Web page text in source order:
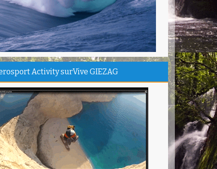
- Sydney
Bodyrafting Green canyon, extreme, enjoy dan
- Kudus
banget Pantai Batukaras!
- Kuningan
サイティングなツアー。ありがとう Arief
Osaka Japan
palace
- Fukusima Japan
Activity surVive GIEZAG